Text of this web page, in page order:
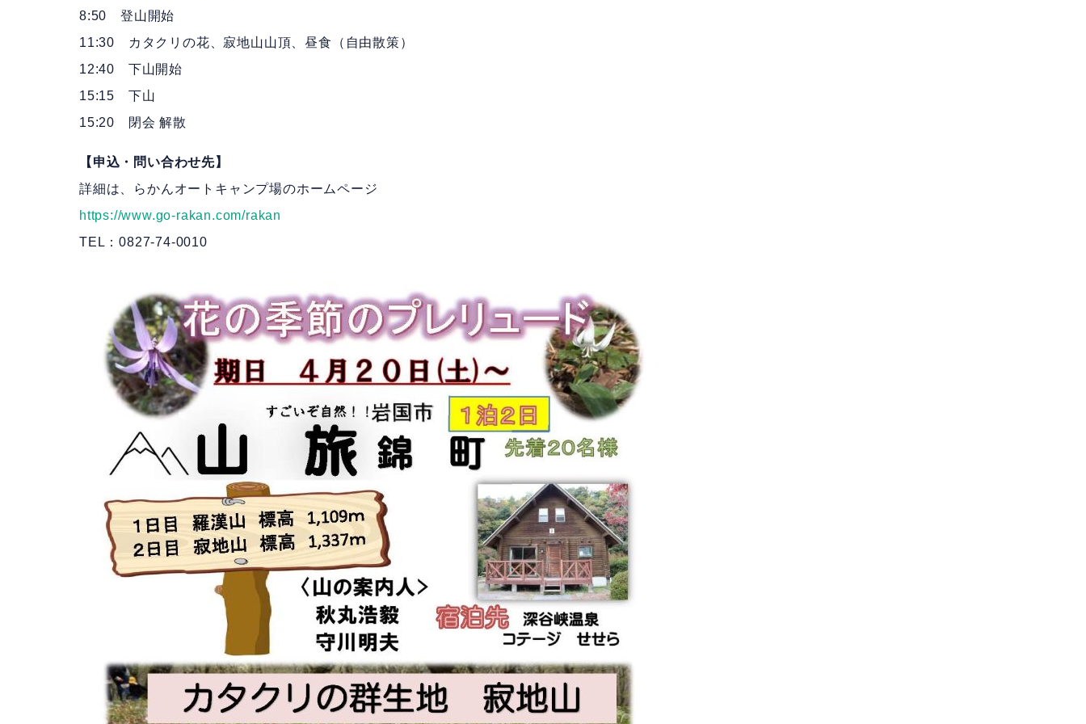
8:50 登山開始
11:30 カタクリの花、寂地山山頂、昼食（自由散策）
12:40 下山開始
15:15 下山
15:20 閉会 解散
【申込・問い合わせ先】
詳細は、らかんオートキャンプ場のホームページ
https://www.go-rakan.com/rakan
TEL：0827-74-0010